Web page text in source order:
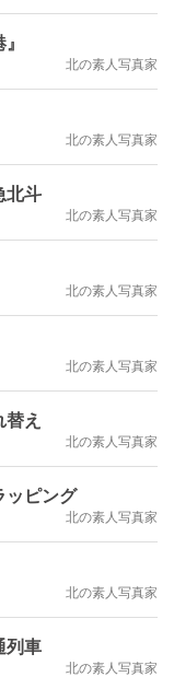
北の素人写真家
北の素人写真家
北斗
北の素人写真家
北の素人写真家
北の素人写真家
え
北の素人写真家
ッピング
北の素人写真家
北の素人写真家
列車
北の素人写真家